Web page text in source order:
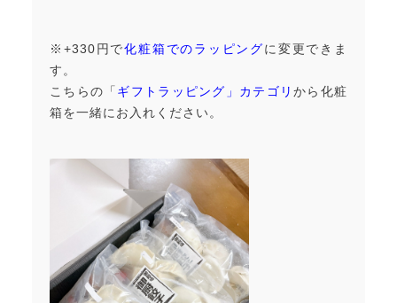
※+330円で化粧箱でのラッピングに変更できま
す。
こちらの「 ギフトラッピング」カテゴリから化粧
箱を一緒にお入れください。